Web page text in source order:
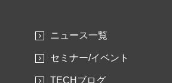
ニュース一覧
セミナー/イベント
TECHブログ